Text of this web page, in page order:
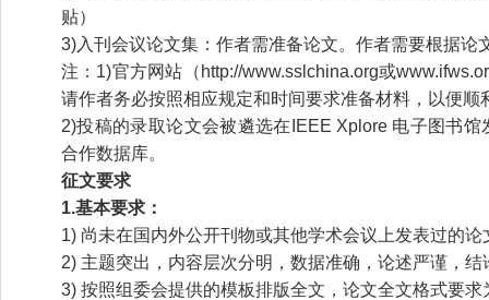
贴）
3)入刊会议论文集：作者需准备论文。作者需要根据论
注：1)官方网站（http://www.sslchina.org或
请作者务必按照相应规定和时间要求准备材料，以便顺
2)投稿的录取论文会被遴选在IEEE Xplore 电子图书
合作数据库。
征文要求
1.基本要求：
1) 尚未在国内外公开刊物或其他学术会议上发表过的论
2) 主题突出，内容层次分明，数据准确，论述严谨，
3) 按照组委会提供的模板排版全文，论文全文格式要